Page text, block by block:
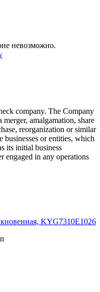
невозможно.
company. The Company
amalgamation, share
reorganization or similar
businesses or entities, which
its initial business
engaged in any operations
KYG7310E1026